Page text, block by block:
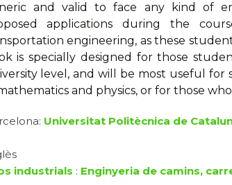
and valid to face any kind of
applications during the
engineering, as these
is specially designed for those
level, and will be most useful
and physics, or for those
Universitat Politècnica de
industrials : Enginyeria de camins,